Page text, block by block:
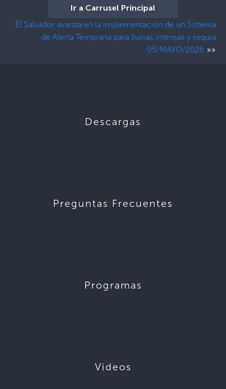
Ir a Carrusel Principal
El Salvador avanza en la implementación de un Sistema
de Alerta Temprana para lluvias intensas y sequía
05/MAYO/2026 »»
Descargas
Preguntas Frecuentes
Programas
Videos